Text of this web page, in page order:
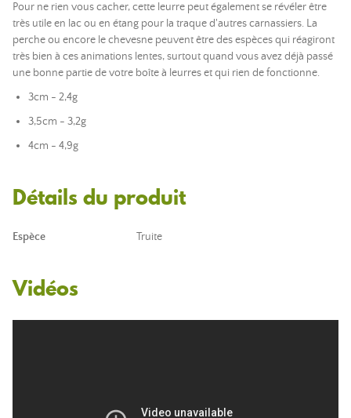
Pour ne rien vous cacher, cette leurre peut également se révéler être
très utile en lac ou en étang pour la traque d'autres carnassiers. La
perche ou encore le chevesne peuvent être des espèces qui réagiront
très bien à ces animations lentes, surtout quand vous avez déjà passé
une bonne partie de votre boîte à leurres et qui rien de fonctionne.
3cm - 2,4g
3,5cm - 3,2g
4cm - 4,9g
Détails du produit
Espèce Truite
Vidéos